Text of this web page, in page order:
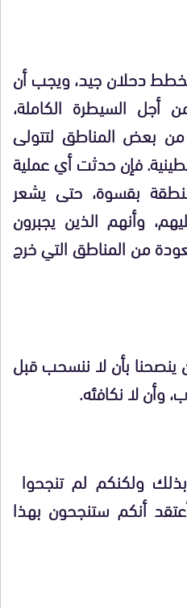
دحلان جيد، ويجب أن
السيطرة الكاملة،
بعض المناطق لتتولى
فإن حدثت أي عملية
بقسوة، حتى يشعر
وأنهم الذين يجبرون
من المناطق التي خرج
ينصحنا بأن لا ننسحب قبل
وأن لا نكافئه.
ولكنكم لم تنجحوا
أنكم ستنجحون بهذا